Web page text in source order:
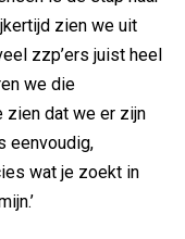
zien we uit
zzp’ers juist heel
we die
zien dat we er zijn
eenvoudig,
wat je zoekt in